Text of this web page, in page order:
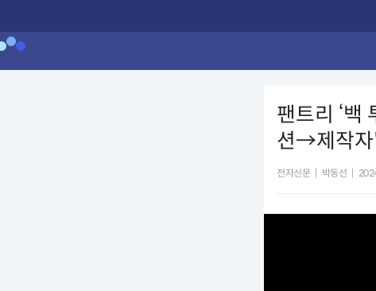
팬트리 ‘백
션→제작자
전자신문 박동선